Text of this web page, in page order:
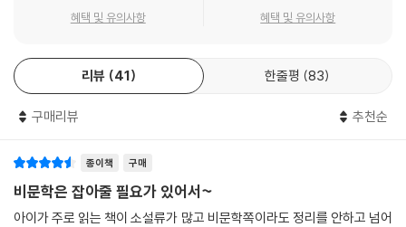
▶ 중학 국어 빠작 시리즈
비문학 독해 0, 1, 2, 3 ▶ 독해력과 어휘력을 함께 키우는 독해 기본서
문학 독해 1, 2, 3 ▶ 필수 작품을 통해 문학 독해력을 기르는 독해 기본서
어휘 1, 2, 3 ▶ 내신과 수능의 기초를 마련하는 중학 어휘 기본서
서술형 쓰기 ▶ 유형으로 익히는 실전 tip 중심의 서술형 실전서
혜택 및 유의사항 혜택 및 유의사항
리뷰 41 한줄평 83
구매리뷰 추천순
종이책 구매
비문학은 잡아줄 필요가 있어서~
아이가 주로 읽는 책이 소설류가 많고 비문학쪽이라도 정리를 안하고 넘어